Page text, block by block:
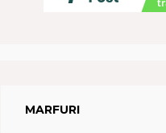
MARFURI